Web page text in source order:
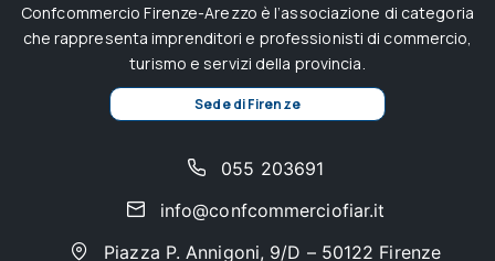
Confcommercio Firenze-Arezzo è l’associazione di categoria
che rappresenta imprenditori e professionisti di commercio,
turismo e servizi della provincia.
Sede di Firenze
055 203691
info@confcommerciofiar.it
Piazza P. Annigoni, 9/D – 50122 Firenze